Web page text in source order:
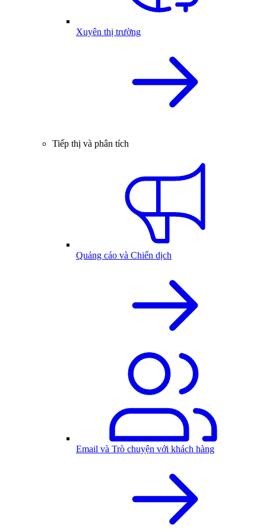
Xuyên thị trường
Tiếp thị và phân tích
Quảng cáo và Chiến dịch
Email và Trò chuyện với khách hàng